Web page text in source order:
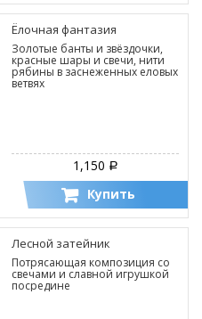
Ёлочная фантазия
Золотые банты и звёздочки,
красные шары и свечи, нити
рябины в заснеженных еловых
ветвях
1,150 Р
Купить
Лесной затейник
Потрясающая композиция со
свечами и славной игрушкой
посредине